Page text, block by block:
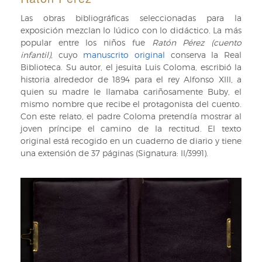
Las obras bibliográficas seleccionadas para la
exposición mezclan lo lúdico con lo didáctico. La más
popular entre los niños fue
Ratón Pérez (cuento
infantil), cuyo manuscrito original conserva la Real
Biblioteca. Su autor, el jesuita Luis Coloma, escribió la
historia alrededor de 1894 para el rey Alfonso XIII, a
quien su madre le llamaba cariñosamente Buby, el
mismo nombre que recibe el protagonista del cuento.
Con este relato, el padre Coloma pretendía mostrar al
joven príncipe el camino de la rectitud. El texto
original está recogido en un cuaderno de diario y tiene
una extensión de 37 páginas (Signatura: II/3991).